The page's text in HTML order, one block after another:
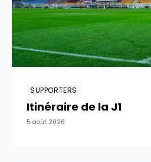
SUPPORTERS
Itinéraire de la J1
5 août 2026